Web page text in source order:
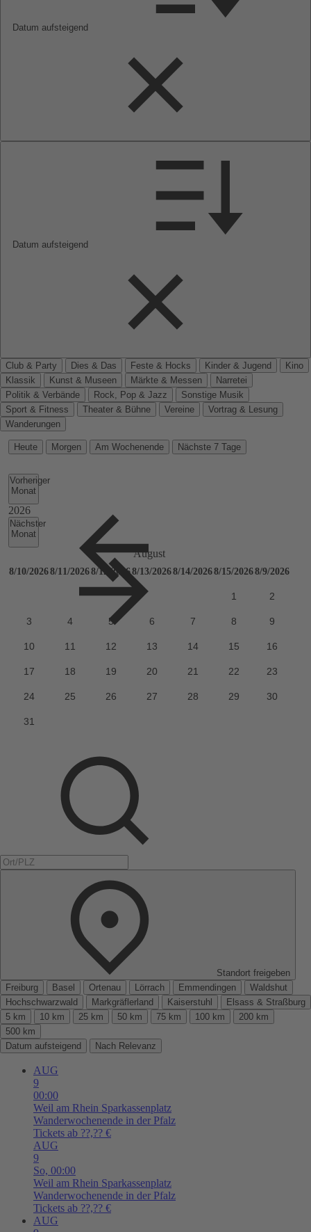
Datum aufsteigend
Datum aufsteigend
Club & Party Dies & Das Feste & Hocks Kinder & Jugend
Kino
Klassik
Kunst & Museen Märkte & Messen
Narretei
Politik & Verbände
Rock, Pop & Jazz
Sonstige Musik
Sport & Fitness
Theater & Bühne Vereine
Vortrag & Lesung
Wanderungen
Heute Morgen Am Wochenende Nächste 7 Tage
Vorheriger
Monat
Nächster
Monat
Standort freigeben
Freiburg
Basel Ortenau Lörrach Emmendingen
Waldshut
Hochschwarzwald
Markgräflerland Kaiserstuhl
Elsass & Straßburg
5 km
10 km 25 km 50 km 75 km 100 km
200 km
500 km
Datum aufsteigend
Nach Relevanz
AUG
9
00:00
Weil am Rhein Sparkassenplatz
Wanderwochenende in der Pfalz
Tickets ab ??,?? €
AUG
9
So, 00:00
Weil am Rhein Sparkassenplatz
Wanderwochenende in der Pfalz
Tickets ab ??,?? €
AUG